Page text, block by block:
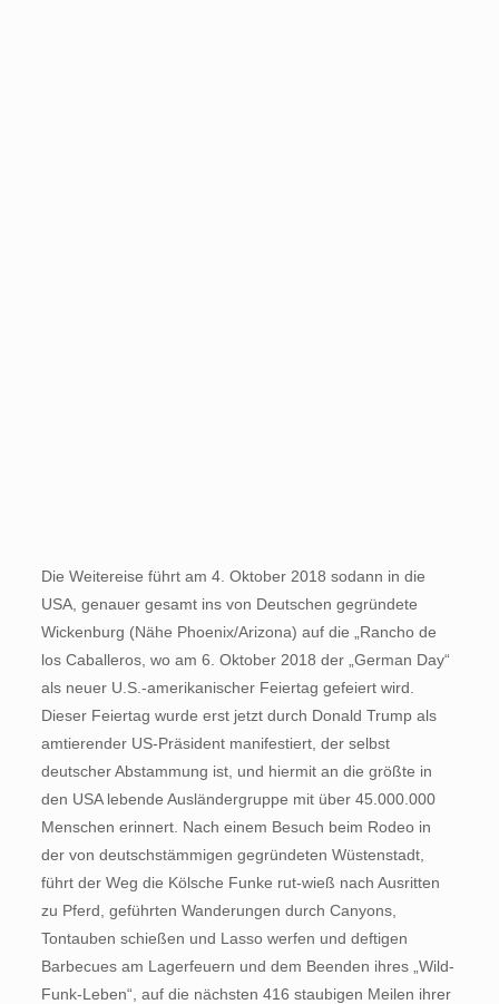
Die Weitereise führt am 4. Oktober 2018 sodann in die
USA, genauer gesamt ins von Deutschen gegründete
Wickenburg (Nähe Phoenix/Arizona) auf die „Rancho de
los Caballeros, wo am 6. Oktober 2018 der „German Day“
als neuer U.S.-amerikanischer Feiertag gefeiert wird.
Dieser Feiertag wurde erst jetzt durch Donald Trump als
amtierender US-Präsident manifestiert, der selbst
deutscher Abstammung ist, und hiermit an die größte in
den USA lebende Ausländergruppe mit über 45.000.000
Menschen erinnert. Nach einem Besuch beim Rodeo in
der von deutschstämmigen gegründeten Wüstenstadt,
führt der Weg die Kölsche Funke rut-wieß nach Ausritten
zu Pferd, geführten Wanderungen durch Canyons,
Tontauben schießen und Lasso werfen und deftigen
Barbecues am Lagerfeuern und dem Beenden ihres „Wild-
Funk-Leben“, auf die nächsten 416 staubigen Meilen ihrer